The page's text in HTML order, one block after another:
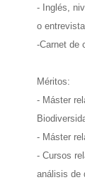
- Inglés,
o entrevista.
-Carnet de
Méritos:
- Máster
- Máster
- Cursos
análisis de